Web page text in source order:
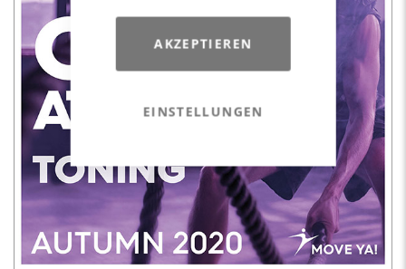
AKZEPTIEREN
EINSTELLUNGEN